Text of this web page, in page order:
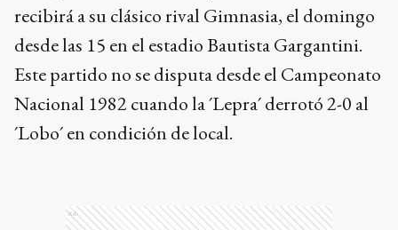
recibirá a su clásico rival Gimnasia, el domingo
desde las 15 en el estadio Bautista Gargantini.
Este partido no se disputa desde el Campeonato
Nacional 1982 cuando la ´Lepra´ derrotó 2-0 al
´Lobo´ en condición de local.
Ads